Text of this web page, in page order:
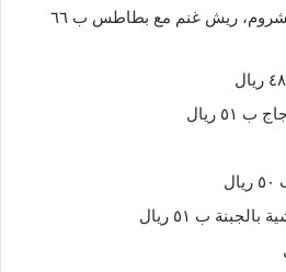
ستيك لحم بصوص المشروم، ريش غنم مع بطاطس ب ٦٦
ريال
ب ٥١ ريال